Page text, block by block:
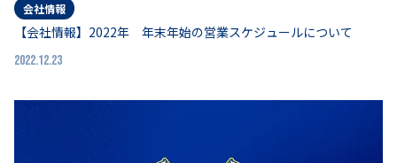
会社情報
【会社情報】2022年 年末年始の営業スケジュールについて
2022.12.23